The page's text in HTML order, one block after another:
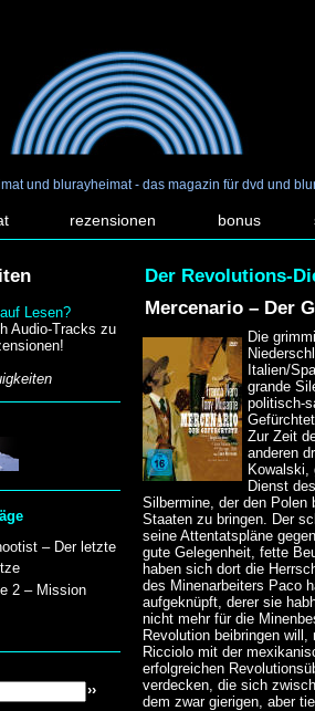
und blurayheimat - das magazin für dvd und
rezensionen bonus
Lesen?
Audio-Tracks zu
– Der letzte
2 – Mission
Der Revolutions-
Mercenario – Der
Die
Italien/
grande
politisch-
Zur Zeit
anderen
Kowalski,
Dienst
Silbermine, der den Polen
Staaten zu bringen. Der
seine Attentatspläne
gute Gelegenheit, fette
haben sich dort die
des Minenarbeiters Paco
aufgeknüpft, derer sie
nicht mehr für die
Revolution beibringen
Ricciolo mit der
erfolgreichen
verdecken, die sich
dem zwar gierigen, aber